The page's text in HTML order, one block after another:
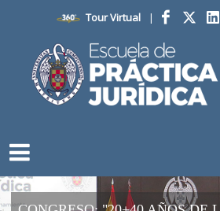
Tour Virtual |
Facebook